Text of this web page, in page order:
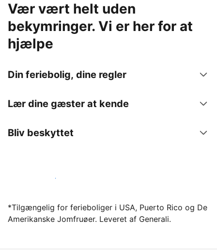
Vær vært helt uden
bekymringer. Vi er her for at
hjælpe
Din feriebolig, dine regler
Lær dine gæster at kende
Bliv beskyttet
Bliv vært hos os i dag
*Tilgængelig for ferieboliger i USA, Puerto Rico og De
Amerikanske Jomfruøer. Leveret af Generali.